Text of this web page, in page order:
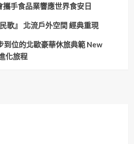
手食品業響應世界食安日
歌』 北流戶外空間 經典重現
到位的北歐豪華休旅典範 New
化旅程